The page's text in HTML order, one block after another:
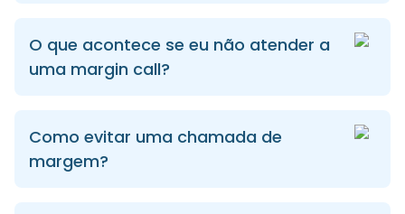
O que acontece se eu não atender a
uma margin call?
Como evitar uma chamada de
margem?